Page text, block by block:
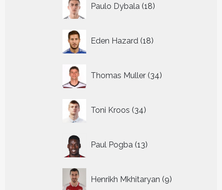
Paulo Dybala 18
producten
Eden Hazard 18
producten
Thomas Muller 34
producten
Toni Kroos 34
producten
Paul Pogba 13
producten
Henrikh Mkhitaryan 9
producten